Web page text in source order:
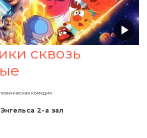
сквозь
комедия
2-а зал